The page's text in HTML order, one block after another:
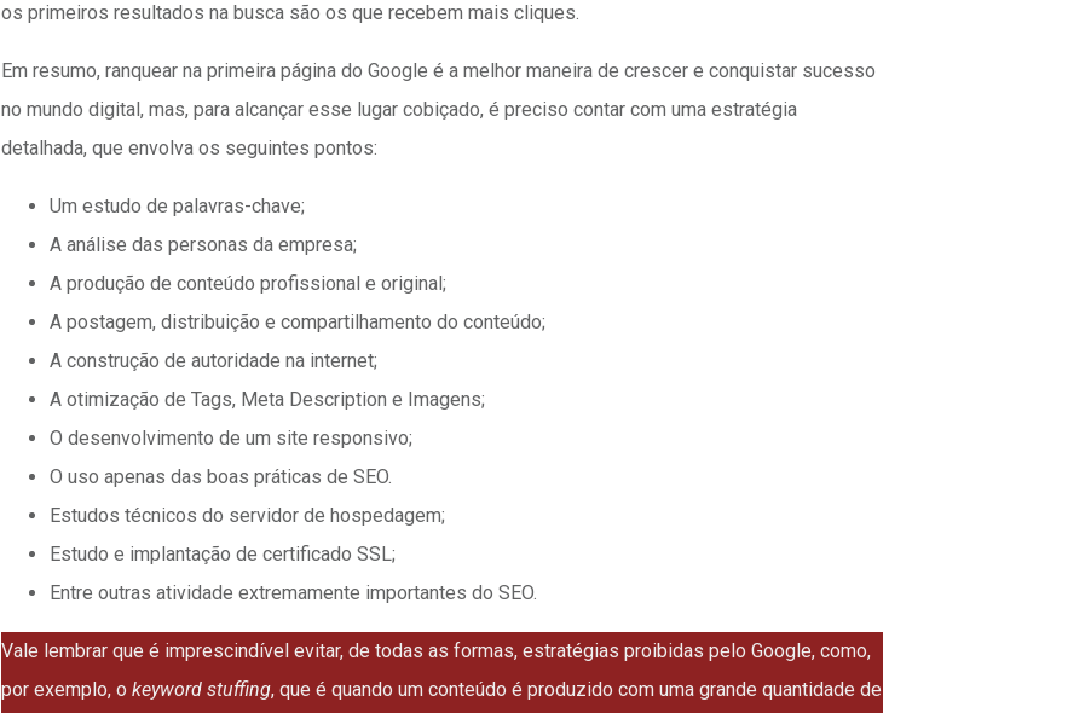
os primeiros resultados na busca são os que recebem mais cliques.
Em resumo, ranquear na primeira página do Google é a melhor maneira de crescer e conquistar sucesso
no mundo digital, mas, para alcançar esse lugar cobiçado, é preciso contar com uma estratégia
detalhada, que envolva os seguintes pontos:
Um estudo de palavras-chave;
A análise das personas da empresa;
A produção de conteúdo profissional e original;
A postagem, distribuição e compartilhamento do conteúdo;
A construção de autoridade na internet;
A otimização de Tags, Meta Description e Imagens;
O desenvolvimento de um site responsivo;
O uso apenas das boas práticas de SEO.
Estudos técnicos do servidor de hospedagem;
Estudo e implantação de certificado SSL;
Entre outras atividade extremamente importantes do SEO.
Vale lembrar que é imprescindível evitar, de todas as formas, estratégias proibidas pelo Google, como,
por exemplo, okeyword stuffing, que é quando um conteúdo é produzido com uma grande quantidade de